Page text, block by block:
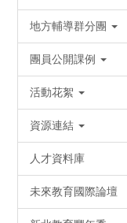
地方輔導群分團
團員公開課例
活動花絮
資源連結
人才資料庫
未來教育國際論壇